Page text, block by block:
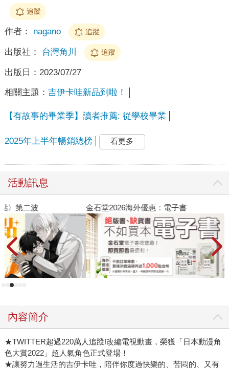
追蹤
作者： nagano 追蹤
出版社： 台灣角川 追蹤
出版日： 2023/07/27
相關主題： 吉伊卡哇新品到啦！
【有故事的畢業季】讀者推薦: 從學校畢業
2025年上半年暢銷總榜 看更多
活動訊息
金石堂2026海外優惠：電子書
內容簡介
★TWITTER超過220萬人追蹤!改編電視動畫，榮獲「日本動漫角
色大賞2022」超人氣角色正式登場！
★讓努力過生活的吉伊卡哇，陪伴你度過快樂的、苦悶的、又有